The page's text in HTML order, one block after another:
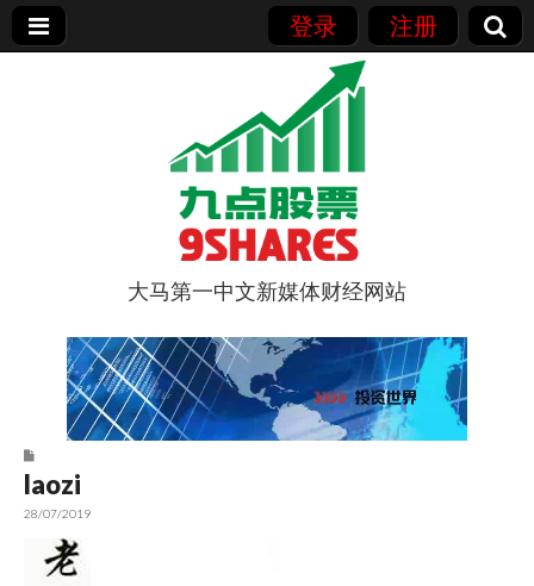
登录 注册
9点股票
大马第一中文新媒体财经网站
laozi
28/07/2019